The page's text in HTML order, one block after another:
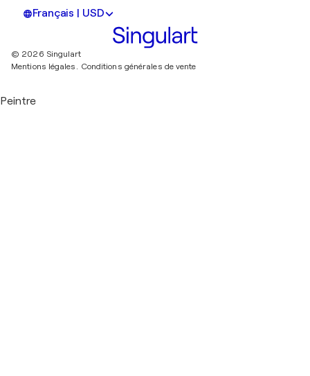
Français | USD
© 2026 Singulart
Mentions légales. Conditions générales de vente
Peintre